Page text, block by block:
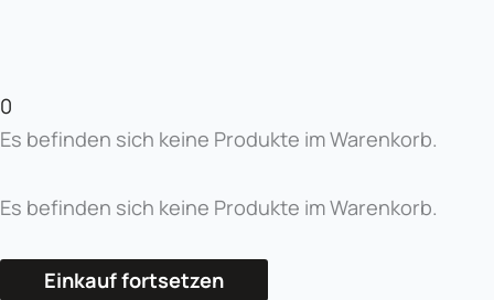
0
Es befinden sich keine Produkte im Warenkorb.
Es befinden sich keine Produkte im Warenkorb.
Einkauf fortsetzen